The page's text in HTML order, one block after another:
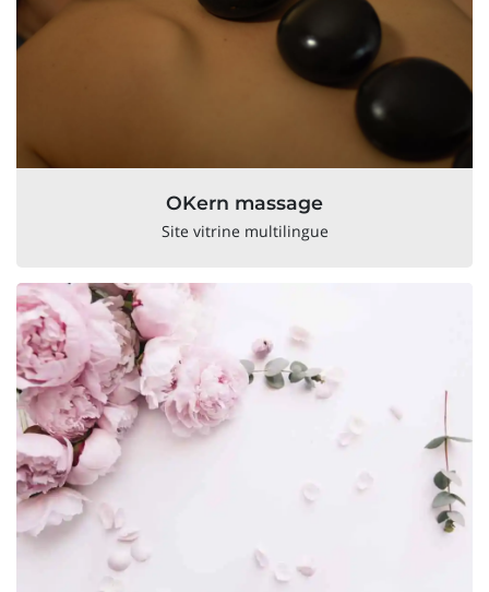
OKern massage
Site vitrine multilingue